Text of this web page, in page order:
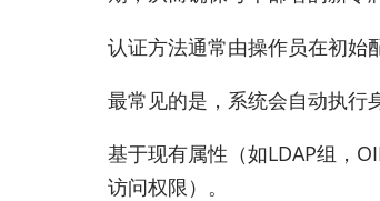
认证方法通常由操作员在初始
最常见的是，系统会自动执行
基于现有属性（如LDAP组，
访问权限）。